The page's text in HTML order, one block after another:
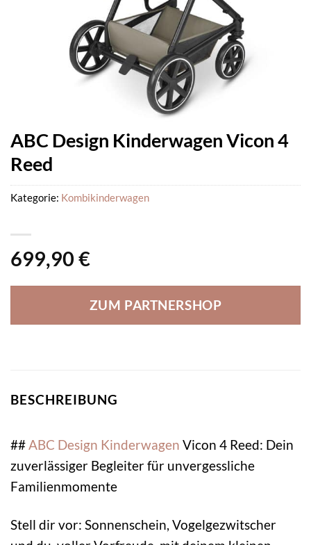
ABC Design Kinderwagen Vicon 4
Reed
699,90 €
ZUM PARTNERSHOP
Kategorie: Kombikinderwagen
BESCHREIBUNG
## ABC Design Kinderwagen Vicon 4 Reed: Dein
zuverlässiger Begleiter für unvergessliche
Familienmomente
Stell dir vor: Sonnenschein, Vogelgezwitscher